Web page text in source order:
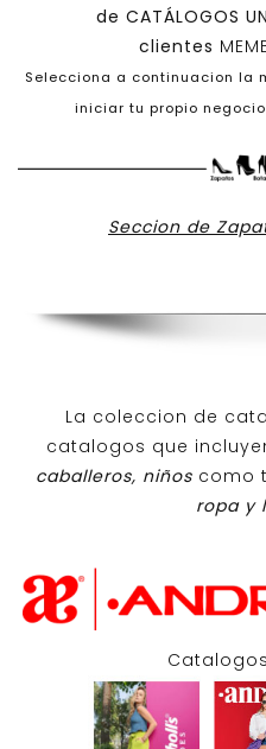
de CATÁLOGOS
clientes
Selecciona a continuacion la
iniciar tu propio
Seccion de
La coleccion de
catalogos que
caballeros, niños como
ropa y
Catalogos